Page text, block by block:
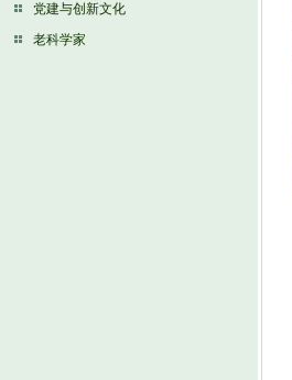
党建与创新文化
老科学家